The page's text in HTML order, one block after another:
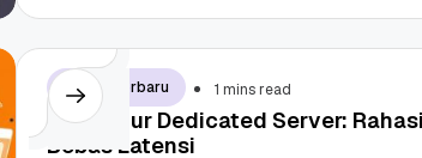
Artikel Terbaru 1 mins read
Arsitektur Dedicated Server:
Bebas Latensi